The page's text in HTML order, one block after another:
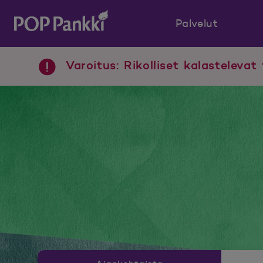
POP Pankki, etusivulle
Palvelut
Varoitus: Rikolliset